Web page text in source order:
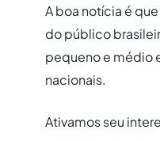
A boa notícia é
do público
pequeno e médio
nacionais.
Ativamos seu